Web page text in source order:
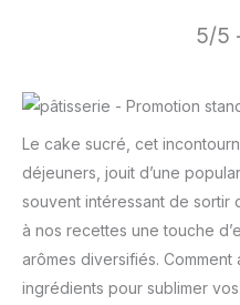
5/5
Le cake sucré, cet
déjeuners, jouit d’une
souvent intéressant de sortir
à nos recettes une touche
arômes diversifiés. Comment
ingrédients pour sublimer